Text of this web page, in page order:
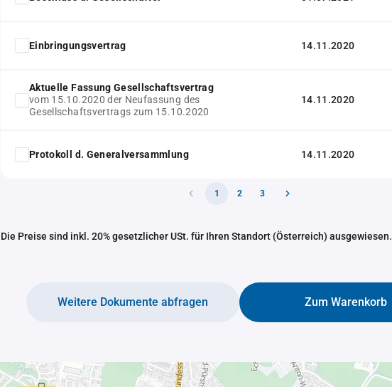
Einbringungsvertrag 14.11.2020
Aktuelle Fassung Gesellschaftsvertrag
vom 15.10.2020 der Neufassung des
Gesellschaftsvertrags zum 15.10.2020
14.11.2020
Protokoll d. Generalversammlung 14.11.2020
1 2 3
Die Preise sind inkl. 20% gesetzlicher USt. für Ihren Standort (Österreich) ausgewiesen.
Zum Warenkorb
Weitere Dokumente abfragen